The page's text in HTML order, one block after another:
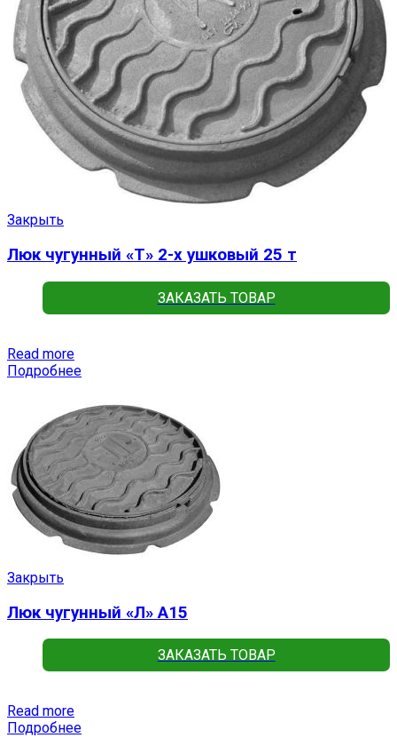
Закрыть
Люк чугунный «Т» 2-х ушковый 25 т
ЗАКАЗАТЬ ТОВАР
Read more
Подробнее
Закрыть
Люк чугунный «Л» А15
ЗАКАЗАТЬ ТОВАР
Read more
Подробнее